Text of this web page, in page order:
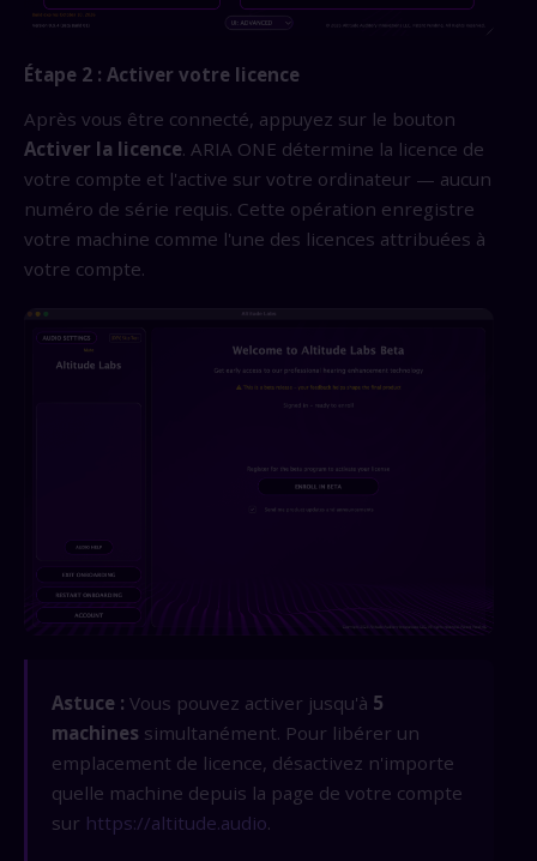
Étape 2 : Activer votre licence
Après vous être connecté, appuyez sur le bouton
Activer la licence. ARIA ONE détermine la licence de
votre compte et l'active sur votre ordinateur — aucun
numéro de série requis. Cette opération enregistre
votre machine comme l'une des licences attribuées à
votre compte.
Astuce : Vous pouvez activer jusqu'à 5
machines simultanément. Pour libérer un
emplacement de licence, désactivez n'importe
quelle machine depuis la page de votre compte
sur https://altitude.audio.